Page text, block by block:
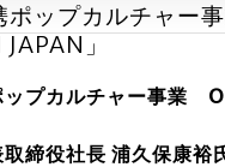
ポップカルチャー
」
ップカルチャー事業
締役社長 浦久保康裕